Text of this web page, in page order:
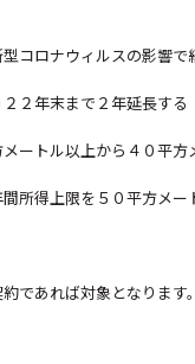
コロナウィルスの影響
２年末まで２年延長する
ートル以上から４０平方
得上限を５０平方メー
であれば対象となります。